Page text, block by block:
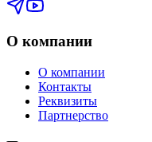
О компании
О компании
Контакты
Реквизиты
Партнерство